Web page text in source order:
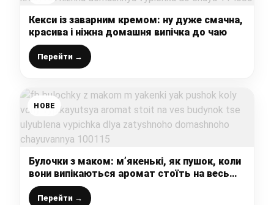
Кекси із заварним кремом: ну дуже смачна,
красива і ніжна домашня випічка до чаю
Перейти →
НОВЕ
Булочки з маком: м’якенькі, як пушок, коли
вони випікаються аромат стоїть на весь
будинок – це улюблена випічка для
затишного домашнього чаювання
Перейти →